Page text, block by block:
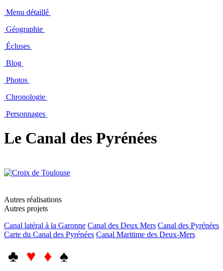
Menu détaillé
Géographie
Écluses
Blog
Photos
Chronologie
Personnages
Le Canal des Pyrénées
Autres réalisations
Autres projets
Canal latéral à la Garonne Canal des Deux Mers Canal des Pyrénées
Carte du Canal des Pyrénées Canal Maritime des Deux-Mers
♣ ♥ ♦ ♠